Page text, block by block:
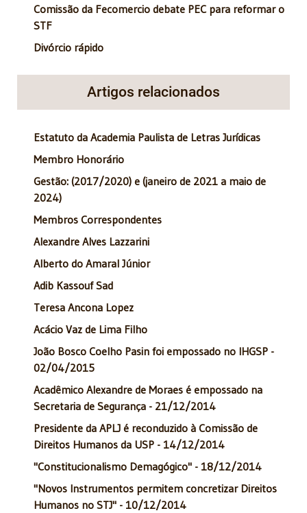
Comissão da Fecomercio debate PEC para reformar o
STF
Divórcio rápido
Artigos relacionados
Estatuto da Academia Paulista de Letras Jurídicas
Membro Honorário
Gestão: (2017/2020) e (janeiro de 2021 a maio de
2024)
Membros Correspondentes
Alexandre Alves Lazzarini
Alberto do Amaral Júnior
Adib Kassouf Sad
Teresa Ancona Lopez
Acácio Vaz de Lima Filho
João Bosco Coelho Pasin foi empossado no IHGSP -
02/04/2015
Acadêmico Alexandre de Moraes é empossado na
Secretaria de Segurança - 21/12/2014
Presidente da APLJ é reconduzido à Comissão de
Direitos Humanos da USP - 14/12/2014
"Constitucionalismo Demagógico" - 18/12/2014
"Novos Instrumentos permitem concretizar Direitos
Humanos no STJ" - 10/12/2014